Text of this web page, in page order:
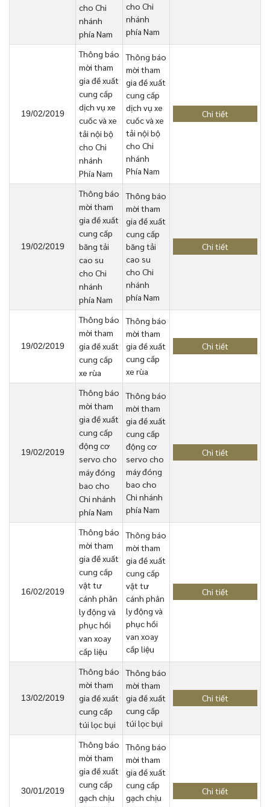
cho Chi
nhánh
phía Nam
cho Chi
nhánh
phía Nam
19/02/2019
Thông báo
mời tham
gia đề xuất
cung cấp
dịch vụ xe
cuốc và xe
tải nội bộ
cho Chi
nhánh
Phía Nam
Thông báo
mời tham
gia đề xuất
cung cấp
dịch vụ xe
cuốc và xe
tải nội bộ
cho Chi
nhánh
Phía Nam
Chi tiết
19/02/2019
Thông báo
mời tham
gia đề xuất
cung cấp
băng tải
cao su
cho Chi
nhánh
phía Nam
Thông báo
mời tham
gia đề xuất
cung cấp
băng tải
cao su
cho Chi
nhánh
phía Nam
Chi tiết
19/02/2019
Thông báo
mời tham
gia đề xuất
cung cấp
xe rùa
Thông báo
mời tham
gia đề xuất
cung cấp
xe rùa
Chi tiết
19/02/2019
Thông báo
mời tham
gia đề xuất
cung cấp
động cơ
servo cho
máy đóng
bao cho
Chi nhánh
phía Nam
Thông báo
mời tham
gia đề xuất
cung cấp
động cơ
servo cho
máy đóng
bao cho
Chi nhánh
phía Nam
Chi tiết
16/02/2019
Thông báo
mời tham
gia đề xuất
cung cấp
vật tư
cánh phân
ly động và
phục hồi
van xoay
cấp liệu
Thông báo
mời tham
gia đề xuất
cung cấp
vật tư
cánh phân
ly động và
phục hồi
van xoay
cấp liệu
Chi tiết
13/02/2019
Thông báo
mời tham
gia đề xuất
cung cấp
túi lọc bụi
Thông báo
mời tham
gia đề xuất
cung cấp
túi lọc bụi
Chi tiết
30/01/2019
Thông báo
mời tham
gia đề xuất
cung cấp
gạch chịu
Thông báo
mời tham
gia đề xuất
cung cấp
gạch chịu
Chi tiết